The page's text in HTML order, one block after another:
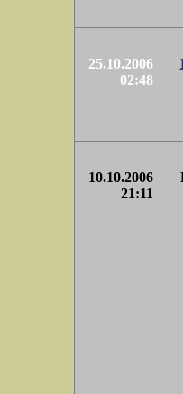
25.10.2006
02:48
10.10.2006
21:11